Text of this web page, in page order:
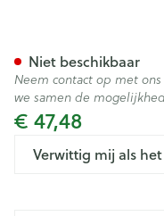
€ 47,48
Verwittig mij als
Niet beschikbaar
Neem contact op met
we samen de